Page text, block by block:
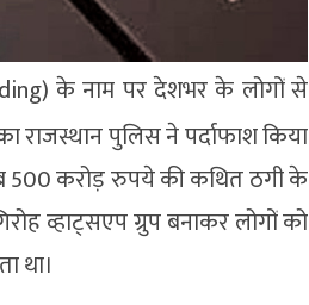
के नाम पर देशभर के लोगों से
राजस्थान पुलिस ने पर्दाफाश किया
500 करोड़ रुपये की कथित ठगी के
व्हाट्सएप ग्रुप बनाकर लोगों को
था।